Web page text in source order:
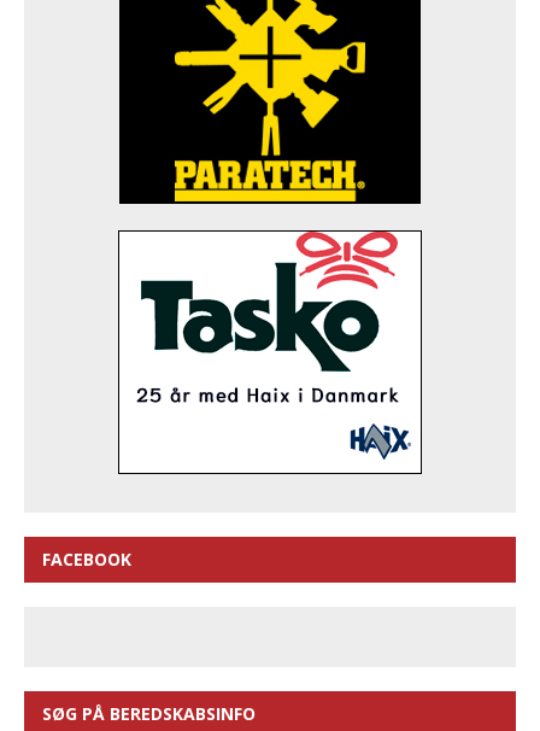
FACEBOOK
SØG PÅ BEREDSKABSINFO